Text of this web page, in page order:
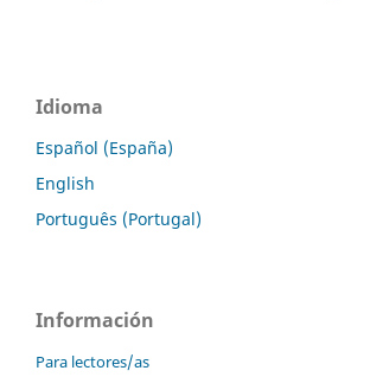
Idioma
Español (España)
English
Português (Portugal)
Información
Para lectores/as